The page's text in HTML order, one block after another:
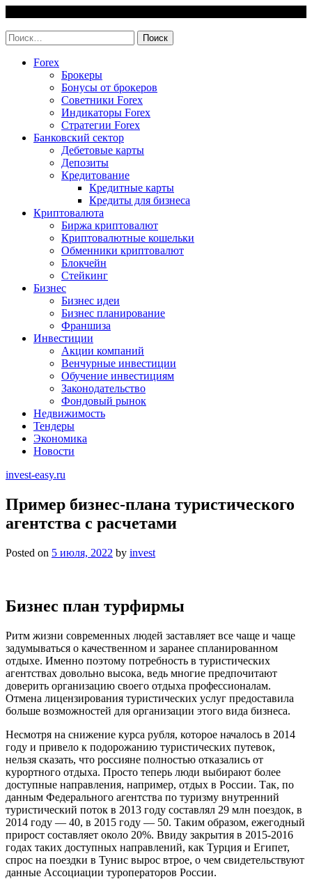
content
Найти:
Forex
Брокеры
Бонусы от брокеров
Советники Forex
Индикаторы Forex
Стратегии Forex
Банковский сектор
Дебетовые карты
Депозиты
Кредитование
Кредитные карты
Кредиты для бизнеса
Криптовалюта
Биржа криптовалют
Криптовалютные кошельки
Обменники криптовалют
Блокчейн
Стейкинг
Бизнес
Бизнес идеи
Бизнес планирование
Франшиза
Инвестиции
Акции компаний
Венчурные инвестиции
Обучение инвестициям
Законодательство
Фондовый рынок
Недвижимость
Тендеры
Экономика
Новости
invest-easy.ru
Пример бизнес-плана туристического
агентства с расчетами
Posted on 5 июля, 2022 by invest
Бизнес план турфирмы
Ритм жизни современных людей заставляет все чаще и чаще
задумываться о качественном и заранее спланированном
отдыхе. Именно поэтому потребность в туристических
агентствах довольно высока, ведь многие предпочитают
доверить организацию своего отдыха профессионалам.
Отмена лицензирования туристических услуг предоставила
больше возможностей для организации этого вида бизнеса.
Несмотря на снижение курса рубля, которое началось в 2014
году и привело к подорожанию туристических путевок,
нельзя сказать, что россияне полностью отказались от
курортного отдыха. Просто теперь люди выбирают более
доступные направления, например, отдых в России. Так, по
данным Федерального агентства по туризму внутренний
туристический поток в 2013 году составлял 29 млн поездок, в
2014 году — 40, в 2015 году — 50. Таким образом, ежегодный
прирост составляет около 20%. Ввиду закрытия в 2015-2016
годах таких доступных направлений, как Турция и Египет,
спрос на поездки в Тунис вырос втрое, о чем свидетельствуют
данные Ассоциации туроператоров России.